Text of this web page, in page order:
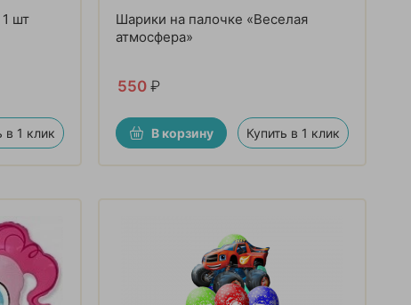
шт
в 1 клик
Шарики на палочке «Веселая
атмосфера»
550 ₽
В корзину Купить в 1 клик